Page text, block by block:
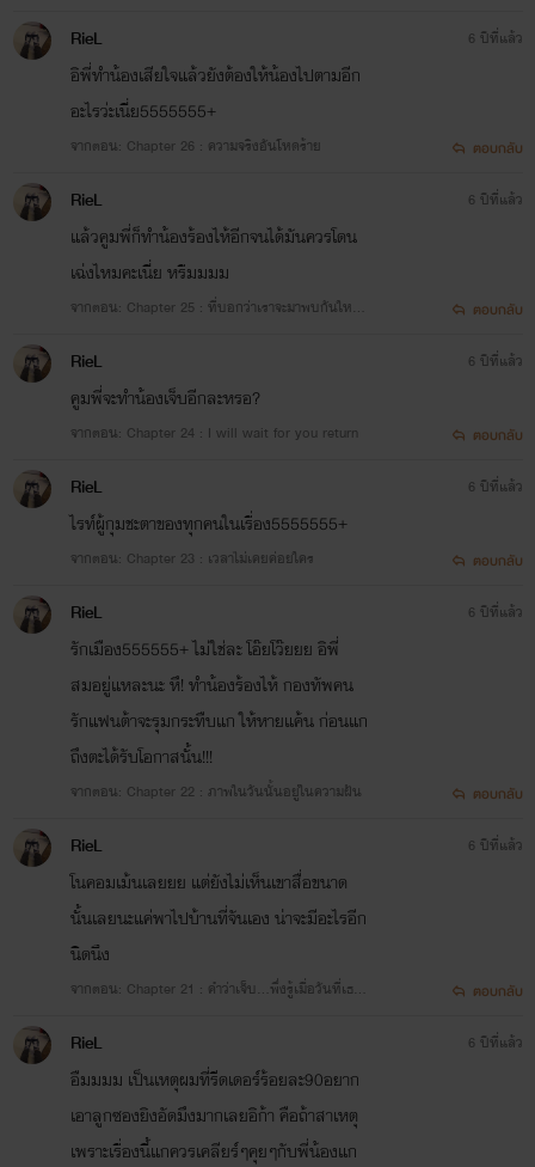
RieL
อิพี่ทำน้องเสียใจแล้วยังต้องให้น้องไปตามอีก
อะไรว่ะเนี่ย5555555+
จากตอน: Chapter 26 : ความจริงอันโหดร้าย
6 ปีที่แล้ว
ตอบกลับ
RieL
แล้วคูมพี่ก็ทำน้องร้องไห้อีกจนได้มันควรโดน
เฉ่งไหมคะเนี่ย หรืมมมม
จากตอน: Chapter 25 : ที่บอกว่าเราจะมาพบกันใหม
6 ปีที่แล้ว
ตอบกลับ
RieL
คูมพี่จะทำน้องเจ็บอีกละหรอ?
จากตอน: Chapter 24 : I will wait for you return
6 ปีที่แล้ว
ตอบกลับ
RieL
ไรท์ผู้กุมชะตาของทุกคนในเรื่อง5555555+
จากตอน: Chapter 23 : เวลาไม่เคยค่อยใคร
6 ปีที่แล้ว
ตอบกลับ
RieL
รักเมือง555555+ ไม่ใช่ละ โอ๊ยโว๊ยยย อิพี่
สมอยู่แหละนะ หึ! ทำน้องร้องไห้ กองทัพคน
รักแฟนต้าจะรุมกระทืบแก ให้หายแค้น ก่อนแก
ถึงตะได้รับโอกาสนั้น!!!
จากตอน: Chapter 22 : ภาพในวันนั้นอยู่ในความฝัน
6 ปีที่แล้ว
ตอบกลับ
RieL
โนคอมเม้นเลยยย แต่ยังไม่เห็นเขาสื่อขนาด
นั้นเลยนะแค่พาไปบ้านที่จันเอง น่าจะมีอะไรอีก
นิดนึง
จากตอน: Chapter 21 : คำว่าเจ็บ...พึ่งรู้เมื่อวันที่เธอ
6 ปีที่แล้ว
ตอบกลับ
RieL
อืมมมม เป็นเหตุผมที่รีดเดอร์ร้อยละ90อยาก
เอาลูกซองยิงอัดมึงมากเลยอิก้า คือถ้าสาเหตุ
เพราะเรื่องนี้แกควรเคลียร์ๆคุยๆกับพี่น้องแก
6 ปีที่แล้ว